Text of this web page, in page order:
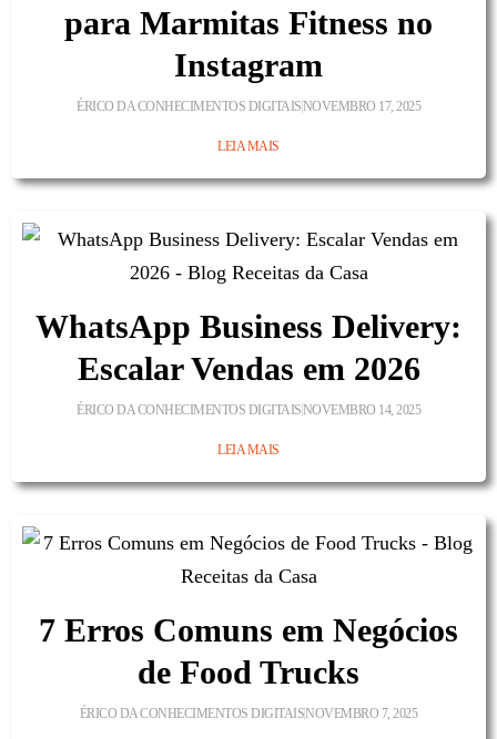
para Marmitas Fitness no
Instagram
ÉRICO DA CONHECIMENTOS DIGITAISNOVEMBRO 17, 2025
LEIA MAIS
WhatsApp Business Delivery:
Escalar Vendas em 2026
ÉRICO DA CONHECIMENTOS DIGITAISNOVEMBRO 14, 2025
LEIA MAIS
7 Erros Comuns em Negócios
de Food Trucks
ÉRICO DA CONHECIMENTOS DIGITAISNOVEMBRO 7, 2025